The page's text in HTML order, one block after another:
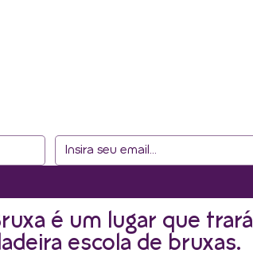
é um lugar que trará
escola de bruxas.